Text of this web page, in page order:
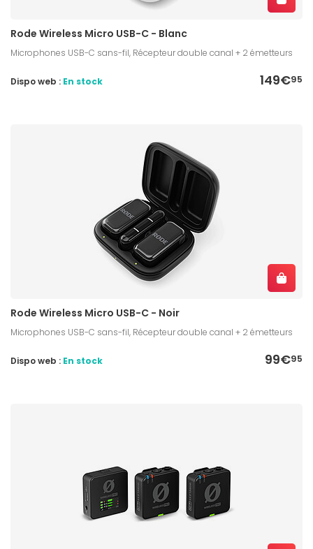
Rode Wireless Micro USB-C - Blanc
Microphones USB-C sans-fil, Récepteur double canal + 2 émetteurs
149€95
Dispo web : En stock
Rode Wireless Micro USB-C - Noir
Microphones USB-C sans-fil, Récepteur double canal + 2 émetteurs
99€95
Dispo web : En stock